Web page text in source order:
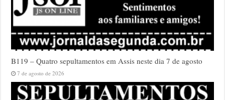
B119 – Quatro sepultamentos em Assis neste dia 7 de agosto
7 de agosto de 2026